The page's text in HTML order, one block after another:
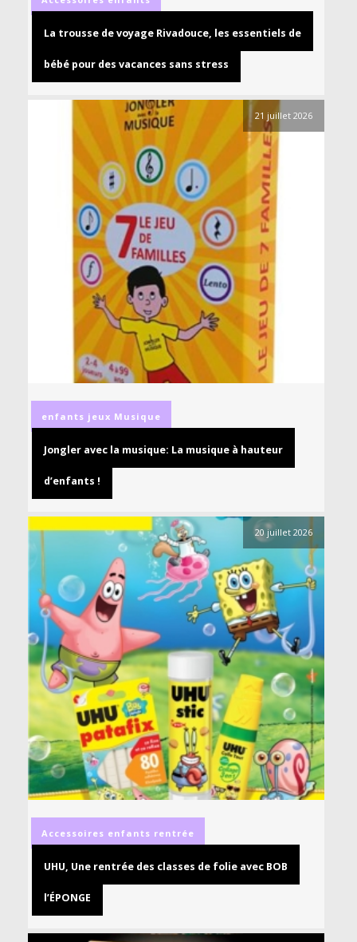
La trousse de voyage Rivadouce, les essentiels de
bébé pour des vacances sans stress
21 juillet 2026
enfants jeux Musique
Jongler avec la musique: La musique à hauteur
d’enfants !
20 juillet 2026
Accessoires enfants rentrée
UHU, Une rentrée des classes de folie avec BOB
l’ÉPONGE